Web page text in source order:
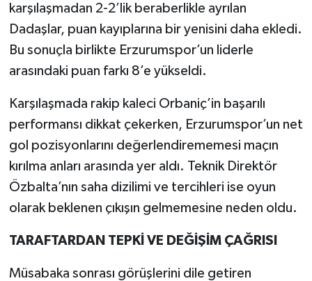
karşılaşmadan 2-2’lik beraberlikle ayrılan
Dadaşlar, puan kayıplarına bir yenisini daha ekledi.
Bu sonuçla birlikte Erzurumspor’un liderle
arasındaki puan farkı 8’e yükseldi.
Karşılaşmada rakip kaleci Orbaniç’in başarılı
performansı dikkat çekerken, Erzurumspor’un net
gol pozisyonlarını değerlendirememesi maçın
kırılma anları arasında yer aldı. Teknik Direktör
Özbalta’nın saha dizilimi ve tercihleri ise oyun
olarak beklenen çıkışın gelmemesine neden oldu.
TARAFTARDAN TEPKİ VE DEĞİŞİM ÇAĞRISI
Müsabaka sonrası görüşlerini dile getiren
Sağlık
Siyaset
Türkiye
Yaşam
YEREL